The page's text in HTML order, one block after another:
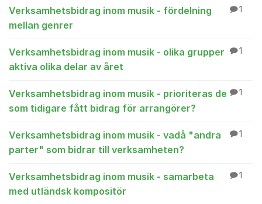
Verksamhetsbidrag inom musik - fördelning
mellan genrer
1
Verksamhetsbidrag inom musik - olika grupper
aktiva olika delar av året
1
Verksamhetsbidrag inom musik - prioriteras de
som tidigare fått bidrag för arrangörer?
1
Verksamhetsbidrag inom musik - vadå "andra
parter" som bidrar till verksamheten?
1
Verksamhetsbidrag inom musik - samarbeta
med utländsk kompositör
1